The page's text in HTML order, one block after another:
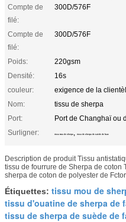
Compte de
filé:
300D/576F
Compte de
filé:
300D/576F
Poids:
220gsm
Densité:
16s
couleur:
exigence de la
Nom:
tissu de sherpa
Port:
Port de Changhaï ou
Surligner:
tissu mou de sherpa , tissu de sherpa de suède de faux
Description de produit Tissu
tissu de fourrure de Sherpa de coton
sherpa de coton de polyester de
Étiquettes: tissu mou de
tissu d'ouatine de sherpa de
tissu de sherpa de suède de